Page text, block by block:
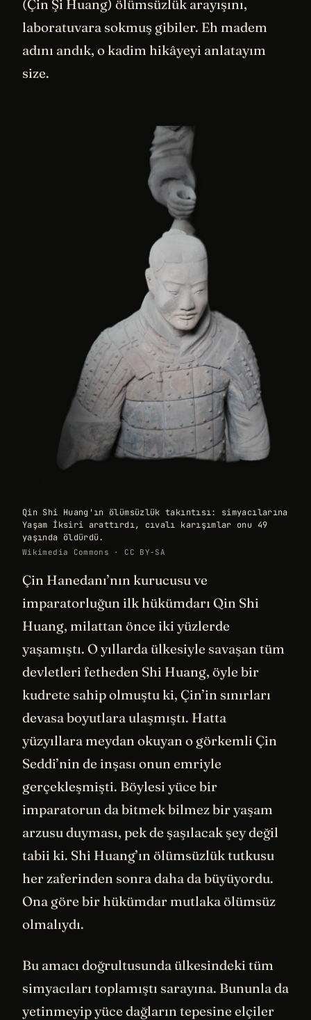
(Çin Şi Huang) ölümsüzlük arayışını,
laboratuvara sokmuş gibiler. Eh madem
adını andık, o kadim hikâyeyi anlatayım
size.
Qin Shi Huang'ın ölümsüzlük takıntısı: simyacılarına
Yaşam İksiri arattırdı, cıvalı karışımlar onu 49
yaşında öldürdü.
Wikimedia Commons · CC BY-SA
Çin Hanedanı’nın kurucusu ve
imparatorluğun ilk hükümdarı Qin Shi
Huang, milattan önce iki yüzlerde
yaşamıştı. O yıllarda ülkesiyle savaşan tüm
devletleri fetheden Shi Huang, öyle bir
kudrete sahip olmuştu ki, Çin’in sınırları
devasa boyutlara ulaşmıştı. Hatta
yüzyıllara meydan okuyan o görkemli Çin
Seddi’nin de inşası onun emriyle
gerçekleşmişti. Böylesi yüce bir
imparatorun da bitmek bilmez bir yaşam
arzusu duyması, pek de şaşılacak şey değil
tabii ki. Shi Huang’ın ölümsüzlük tutkusu
her zaferinden sonra daha da büyüyordu.
Ona göre bir hükümdar mutlaka ölümsüz
olmalıydı.
Bu amacı doğrultusunda ülkesindeki tüm
simyacıları toplamıştı sarayına. Bununla da
yetinmeyip yüce dağların tepesine elçiler